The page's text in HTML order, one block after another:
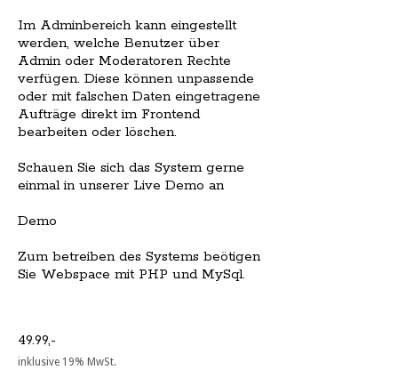
Im Adminbereich kann eingestellt
werden, welche Benutzer über
Admin oder Moderatoren Rechte
verfügen. Diese können unpassende
oder mit falschen Daten eingetragene
Aufträge direkt im Frontend
bearbeiten oder löschen.
Schauen Sie sich das System gerne
einmal in unserer Live Demo an
Demo
Zum betreiben des Systems beötigen
Sie Webspace mit PHP und MySql.
49.99,-
inklusive 19% MwSt.